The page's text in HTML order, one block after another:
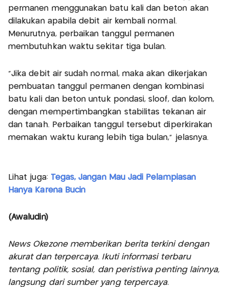
permanen menggunakan batu kali dan beton akan
dilakukan apabila debit air kembali normal.
Menurutnya, perbaikan tanggul permanen
membutuhkan waktu sekitar tiga bulan.
“Jika debit air sudah normal, maka akan dikerjakan
pembuatan tanggul permanen dengan kombinasi
batu kali dan beton untuk pondasi, sloof, dan kolom,
dengan mempertimbangkan stabilitas tekanan air
dan tanah. Perbaikan tanggul tersebut diperkirakan
memakan waktu kurang lebih tiga bulan,” jelasnya.
Lihat juga: Tegas, Jangan Mau Jadi Pelampiasan
Hanya Karena Bucin
(Awaludin)
News Okezone memberikan berita terkini dengan
akurat dan terpercaya. Ikuti informasi terbaru
tentang politik, sosial, dan peristiwa penting lainnya,
langsung dari sumber yang terpercaya.